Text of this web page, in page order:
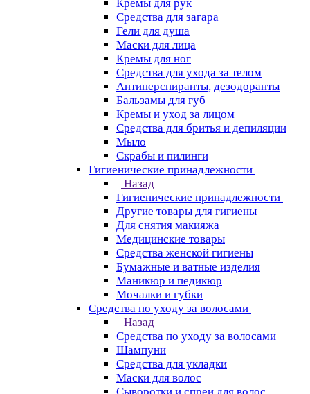
Кремы для рук
Средства для загара
Гели для душа
Маски для лица
Кремы для ног
Средства для ухода за телом
Антиперспиранты, дезодоранты
Бальзамы для губ
Кремы и уход за лицом
Средства для бритья и депиляции
Мыло
Скрабы и пилинги
Гигиенические принадлежности
Назад
Гигиенические принадлежности
Другие товары для гигиены
Для снятия макияжа
Медицинские товары
Средства женской гигиены
Бумажные и ватные изделия
Маникюр и педикюр
Мочалки и губки
Средства по уходу за волосами
Назад
Средства по уходу за волосами
Шампуни
Средства для укладки
Маски для волос